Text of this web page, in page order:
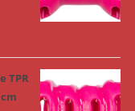
TPR